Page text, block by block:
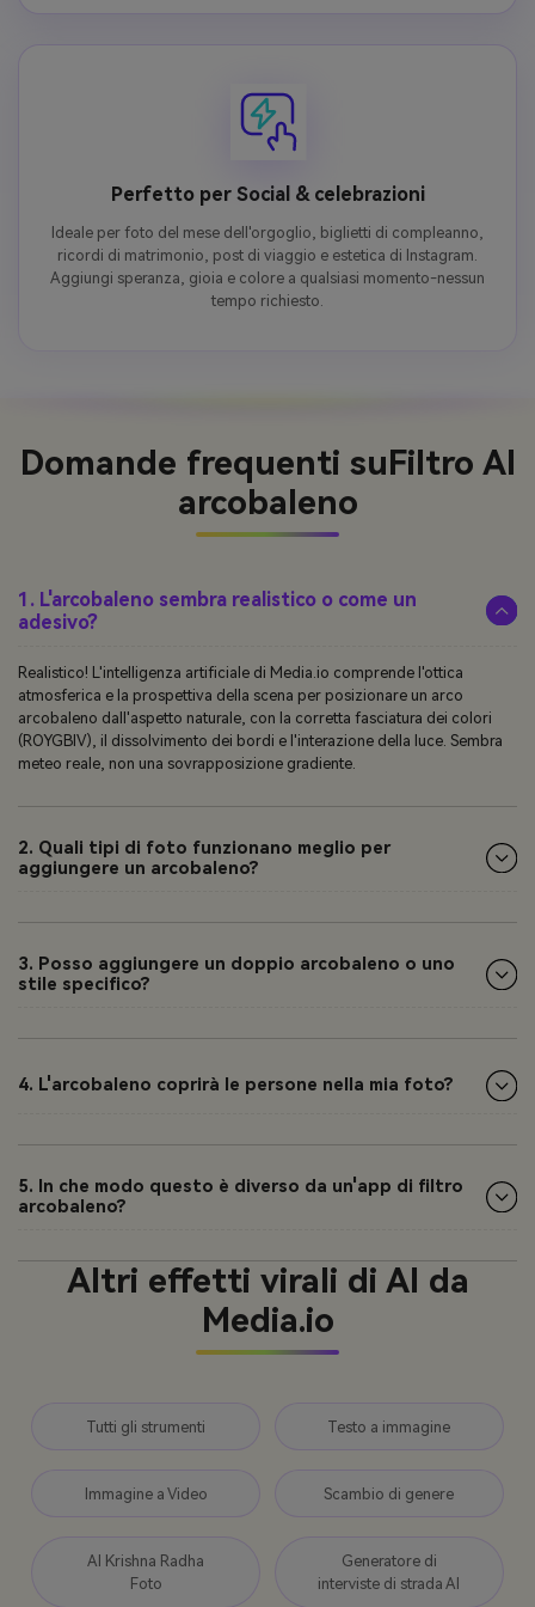
Perfetto per Social & celebrazioni
Ideale per foto del mese dell'orgoglio, biglietti di compleanno,
ricordi di matrimonio, post di viaggio e estetica di Instagram.
Aggiungi speranza, gioia e colore a qualsiasi momento-nessun
tempo richiesto.
Domande frequenti suFiltro AI
arcobaleno
1. L'arcobaleno sembra realistico o come un
adesivo?
Realistico! L'intelligenza artificiale di Media.io comprende l'ottica
atmosferica e la prospettiva della scena per posizionare un arco
arcobaleno dall'aspetto naturale, con la corretta fasciatura dei colori
(ROYGBIV), il dissolvimento dei bordi e l'interazione della luce. Sembra
meteo reale, non una sovrapposizione gradiente.
2. Quali tipi di foto funzionano meglio per
aggiungere un arcobaleno?
3. Posso aggiungere un doppio arcobaleno o uno
stile specifico?
4. L'arcobaleno coprirà le persone nella mia foto?
5. In che modo questo è diverso da un'app di filtro
arcobaleno?
Altri effetti virali di AI da
Media.io
Tutti gli strumenti Testo a immagine
Immagine a Video Scambio di genere
AI Krishna Radha
Foto
Generatore di
interviste di strada AI